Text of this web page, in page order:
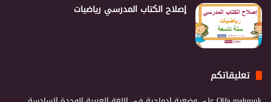
إصلاح الكتاب المدرسي رياضيات
تعليقاتكم